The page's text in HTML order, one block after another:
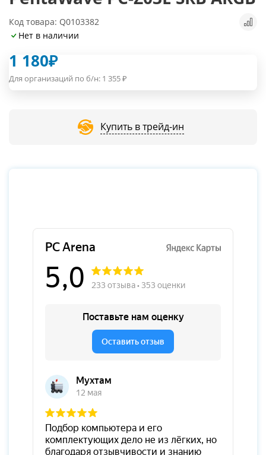
Код товара: Q0103382
Нет в наличии
1 180₽
Для организаций по б/н: 1 355₽
Купить в трейд-ин